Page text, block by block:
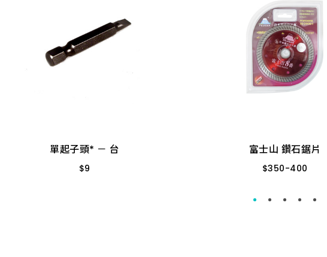
單起子頭* － 台
$9
富士山 鑽石鋸片
$350-400
富士山 鑽石鋸片
$350-400
105*1.2*20H 7番
110*2.0*20H 8番